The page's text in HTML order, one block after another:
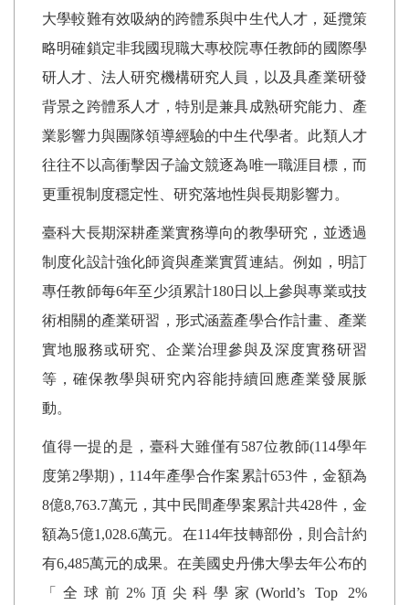
大學較難有效吸納的跨體系與中生代人才，延攬策
略明確鎖定非我國現職大專校院專任教師的國際學
研人才、法人研究機構研究人員，以及具產業研發
背景之跨體系人才，特別是兼具成熟研究能力、產
業影響力與團隊領導經驗的中生代學者。此類人才
往往不以高衝擊因子論文競逐為唯一職涯目標，而
更重視制度穩定性、研究落地性與長期影響力。
臺科大長期深耕產業實務導向的教學研究，並透過
制度化設計強化師資與產業實質連結。例如，明訂
專任教師每6年至少須累計180日以上參與專業或技
術相關的產業研習，形式涵蓋產學合作計畫、產業
實地服務或研究、企業治理參與及深度實務研習
等，確保教學與研究內容能持續回應產業發展脈
動。
值得一提的是，臺科大雖僅有587位教師(114學年
度第2學期)， 114年產學合作案累計653件，金額為
8億8,763.7萬元，其中民間產學案累計共428件，金
額為5億1,028.6萬元。在114年技轉部份，則合計約
有6,485萬元的成果。在美國史丹佛大學去年公布的
「全球前 2%頂尖科學家(World’s Top 2%